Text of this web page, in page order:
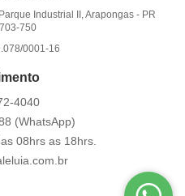
Parque Industrial II, Arapongas - PR
750
0001-16
4040
(WhatsApp)
08hrs as 18hrs.